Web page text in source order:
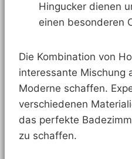
Hingucker dienen
einen besonderen
Die Kombination von
interessante Mischung
Moderne schaffen.
verschiedenen
das perfekte
zu schaffen.